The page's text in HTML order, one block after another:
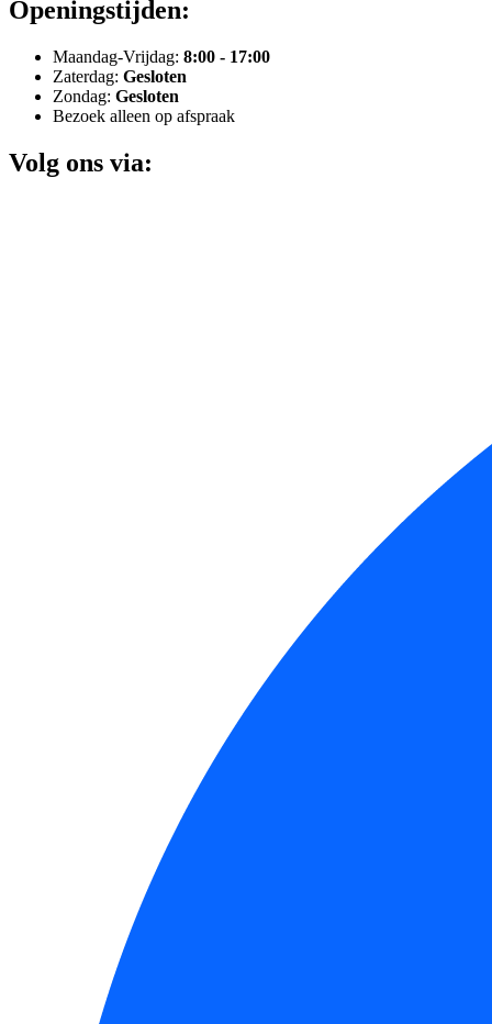
Openingstijden:
Maandag-Vrijdag: 8:00 - 17:00
Zaterdag: Gesloten
Zondag: Gesloten
Bezoek alleen op afspraak
Volg ons via: